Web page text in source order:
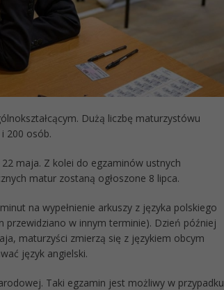
Dużą liczbę maturzystówu
200 osób.
maja. Z kolei do egzaminów ustnych
matur zostaną ogłoszone 8 lipca.
na wypełnienie arkuszy z języka polskiego
w innym terminie). Dzień później
maturzyści zmierzą się z językiem obcym
język angielski.
Taki egzamin jest możliwy w przypadku